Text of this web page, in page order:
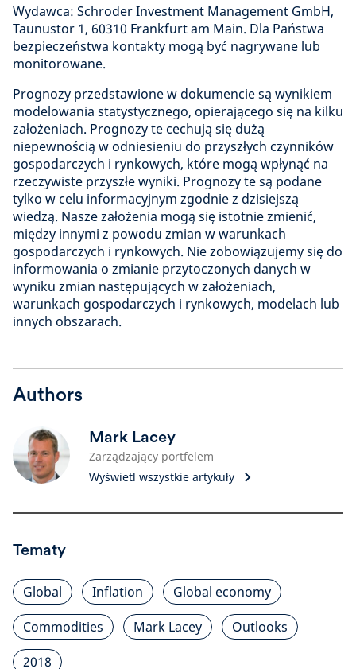
Wydawca: Schroder Investment Management GmbH,
Taunustor 1, 60310 Frankfurt am Main. Dla Państwa
bezpieczeństwa kontakty mogą być nagrywane lub
monitorowane.
Prognozy przedstawione w dokumencie są wynikiem
modelowania statystycznego, opierającego się na kilku
założeniach. Prognozy te cechują się dużą
niepewnością w odniesieniu do przyszłych czynników
gospodarczych i rynkowych, które mogą wpłynąć na
rzeczywiste przyszłe wyniki. Prognozy te są podane
tylko w celu informacyjnym zgodnie z dzisiejszą
wiedzą. Nasze założenia mogą się istotnie zmienić,
między innymi z powodu zmian w warunkach
gospodarczych i rynkowych. Nie zobowiązujemy się do
informowania o zmianie przytoczonych danych w
wyniku zmian następujących w założeniach,
warunkach gospodarczych i rynkowych, modelach lub
innych obszarach.
Authors
Mark Lacey
Zarządzający portfelem
Wyświetl wszystkie artykuły
Tematy
Global Inflation
Global economy
Commodities
Mark Lacey
Outlooks
2018